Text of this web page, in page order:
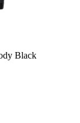
Black